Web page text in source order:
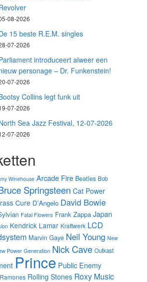
08-2026
15 beste R.E.M. singles
07-2026
introduceert alweer een
personage – Dr. Funkenstein!
07-2026
Collins legt funk uit
07-2026
Sea Jazz Festival, 12-07-2026
07-2026
Winehouse Arcade Fire Beatles Bob
Springsteen Cat Power
Cure D'Angelo David Bowie
Fatal Flowers Frank Zappa Japan
Kendrick Lamar Kraftwerk LCD
Marvin Gaye Neil Young New
Power Generation Nick Cave Outkast
Prince Public Enemy
Ramones Rolling Stones Roxy Music